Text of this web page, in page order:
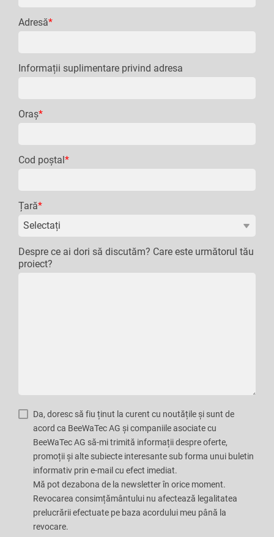
Adresă*
Informații suplimentare privind adresa
Oraș*
Cod poștal*
Țară*
Despre ce ai dori să discutăm? Care este următorul tău
proiect?
Da, doresc să fiu ținut la curent cu noutățile și sunt de
acord ca BeeWaTec AG și companiile asociate cu
BeeWaTec AG să-mi trimită informații despre oferte,
promoții și alte subiecte interesante sub forma unui buletin
informativ prin e-mail cu efect imediat.
Mă pot dezabona de la newsletter în orice moment.
Revocarea consimțământului nu afectează legalitatea
prelucrării efectuate pe baza acordului meu până la
revocare.